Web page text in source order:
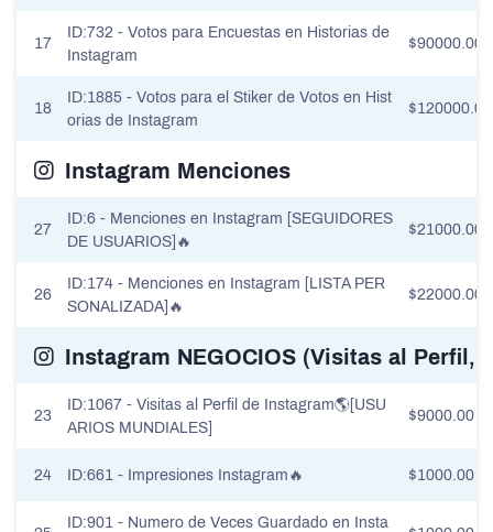
17
ID:732 - Votos para Encuestas en Historias de
Instagram
$90000.00
18
ID:1885 - Votos para el Stiker de Votos en Hist
orias de Instagram
$120000.00
Instagram Menciones
27
ID:6 - Menciones en Instagram [SEGUIDORES
DE USUARIOS]🔥
$21000.00
26
ID:174 - Menciones en Instagram [LISTA PER
SONALIZADA]🔥
$22000.00
Instagram NEGOCIOS (Visitas al Perfil,
23
ID:1067 - Visitas al Perfil de Instagram🌎[USU
ARIOS MUNDIALES]
$9000.00
24 ID:661 - Impresiones Instagram🔥 $1000.00
ID:901 - Numero de Veces Guardado en Insta